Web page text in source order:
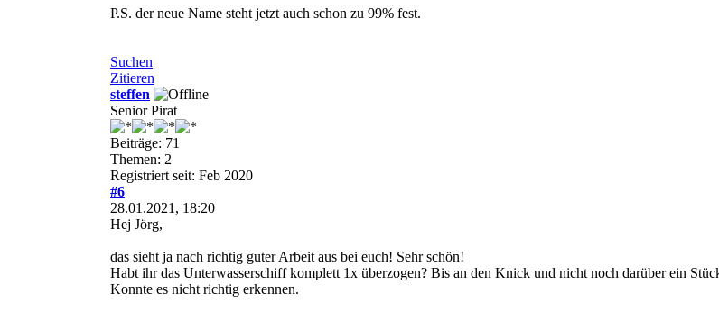
P.S. der neue Name steht jetzt auch schon zu 99% fest.
Suchen
Zitieren
steffen
Senior Pirat
Beiträge: 71
Themen: 2
Registriert seit: Feb 2020
#6
28.01.2021, 18:20
Hej Jörg,
das sieht ja nach richtig guter Arbeit aus bei euch! Sehr schön!
Habt ihr das Unterwasserschiff komplett 1x überzogen? Bis an den Knick und nicht noch darüber ein
Konnte es nicht richtig erkennen.